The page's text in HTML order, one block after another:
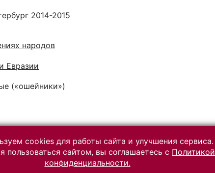
2014-2015
народов
Евразии
(«ошейники»)
Разработано на платформе
«Коллекция онлайн» (КАМИС)
cookies для работы сайта и улучшения сервиса.
пользоваться сайтом, вы соглашаетесь с Политикой
конфиденциальности.